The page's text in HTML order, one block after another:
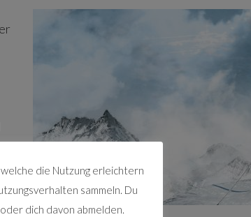
die Nutzung erleichtern
sammeln. Du
dich davon abmelden.